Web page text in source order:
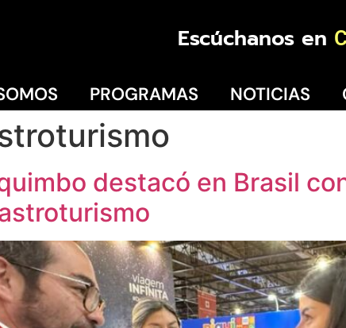
Escúchanos en
PROGRAMAS NOTICIAS
destacó en Brasil